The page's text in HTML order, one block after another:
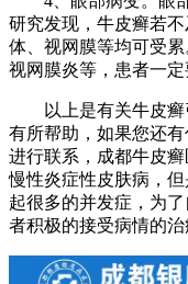
研究发现，牛皮癣若
体、视网膜等均可受
视网膜炎等，患者一定
以上是有关牛皮癣
有所帮助，如果您还
进行联系，成都牛皮
慢性炎症性皮肤病，
起很多的并发症，为
者积极的接受病情的治